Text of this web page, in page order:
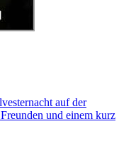
auf der
und einem kurz